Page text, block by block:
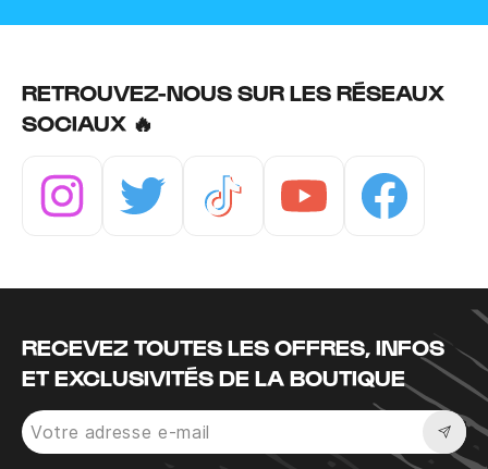
RETROUVEZ-NOUS SUR LES RÉSEAUX
SOCIAUX 🔥
RECEVEZ TOUTES LES OFFRES, INFOS
ET EXCLUSIVITÉS DE LA BOUTIQUE